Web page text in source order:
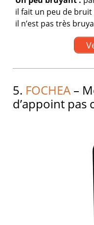
il fait un peu de
il n’est pas très
5. FOCHEA –
d’appoint pas